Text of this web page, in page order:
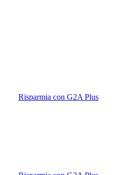
Risparmia con G2A Plus